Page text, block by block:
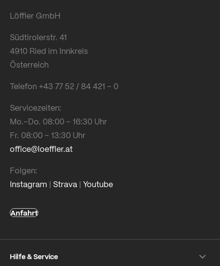
Löffler GmbH
Südtirolerstr. 41
4910 Ried im Innkreis
Österreich
Telefon +43 77 52 / 84 421 – 0
Servicezeiten:
Mo.–Do. 08:00 – 16:30 Uhr
Fr. 08:00 – 13:30 Uhr
office@loeffler.at
Folgen:
Instagram | Strava | Youtube
Anfahrt
Hilfe & Service